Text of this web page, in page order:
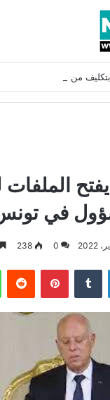
الملفات
0
238
لينكدإن بينتيريست